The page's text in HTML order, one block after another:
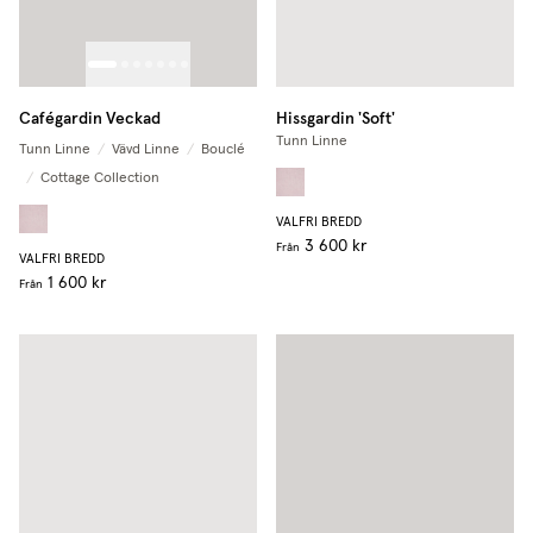
Cafégardin Veckad
Tunn Linne / Vävd Linne /
Bouclé
/ Cottage Collection
VALFRI BREDD
Från 1 600 kr
Hissgardin 'Soft'
Tunn Linne
VALFRI BREDD
Från 3 600 kr